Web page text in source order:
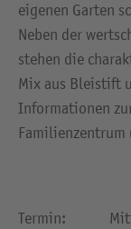
eigenen Garten
Neben der
stehen die
Mix aus Bleistift
Informationen
Termin: